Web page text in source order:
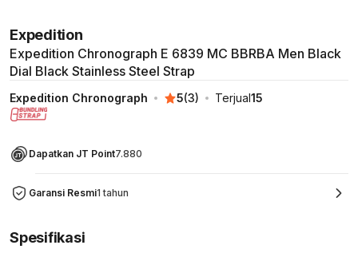
Expedition
Expedition Chronograph E 6839 MC BBRBA Men Black
Dial Black Stainless Steel Strap
Expedition Chronograph 5(3) Terjual15
Dapatkan JT Point7.880
Garansi Resmi1 tahun
Spesifikasi